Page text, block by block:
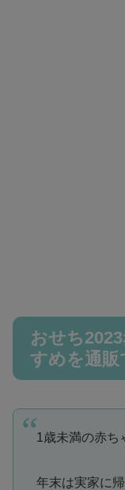
おせち
すめを通販
1歳未満の赤
年末は実家に